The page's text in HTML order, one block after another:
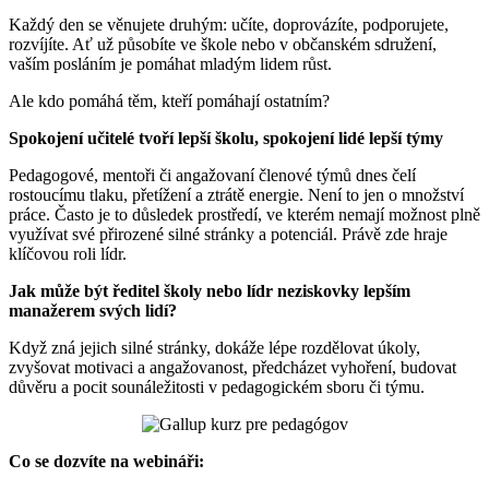
Každý den se věnujete druhým: učíte, doprovázíte, podporujete,
rozvíjíte. Ať už působíte ve škole nebo v občanském sdružení,
vaším posláním je pomáhat mladým lidem růst.
Ale kdo pomáhá těm, kteří pomáhají ostatním?
Spokojení učitelé tvoří lepší školu, spokojení lidé lepší týmy
Pedagogové, mentoři či angažovaní členové týmů dnes čelí
rostoucímu tlaku, přetížení a ztrátě energie. Není to jen o množství
práce. Často je to důsledek prostředí, ve kterém nemají možnost plně
využívat své přirozené silné stránky a potenciál. Právě zde hraje
klíčovou roli lídr.
Jak může být ředitel školy nebo lídr neziskovky lepším
manažerem svých lidí?
Když zná jejich silné stránky, dokáže lépe rozdělovat úkoly,
zvyšovat motivaci a angažovanost, předcházet vyhoření, budovat
důvěru a pocit sounáležitosti v pedagogickém sboru či týmu.
Co se dozvíte na webináři: